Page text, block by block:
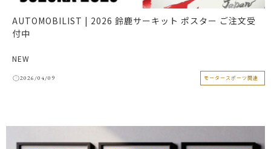
AUTOMOBILIST | 2026 鈴鹿サーキット ポスター ご注文受
付中
NEW
2026/04/09 モータースポーツ関連